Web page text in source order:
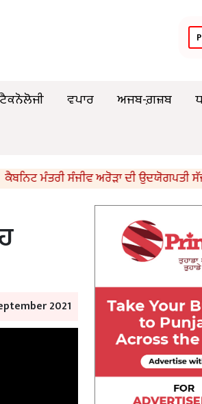
ਟੈਕਨੋਲੋਜੀ ਵਪਾਰ ਅਜਬ-ਗ਼ਜ਼ਬ
ਮੰਤਰੀ ਸੰਜੀਵ ਅਰੋੜਾ ਦੀ ਉਦਯੋਗਪਤੀ ਸੱਜਣ
2021